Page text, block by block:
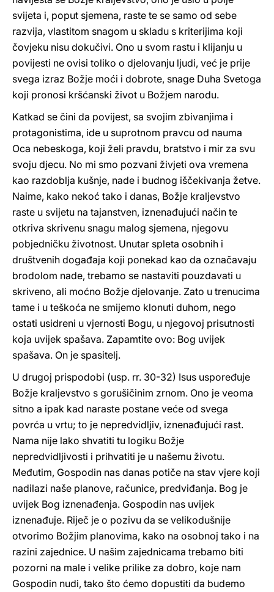
svijeta i, poput sjemena, raste te se samo od sebe
razvija, vlastitom snagom u skladu s kriterijima koji
čovjeku nisu dokučivi. Ono u svom rastu i klijanju u
povijesti ne ovisi toliko o djelovanju ljudi, već je prije
svega izraz Božje moći i dobrote, snage Duha Svetoga
koji pronosi kršćanski život u Božjem narodu.
Katkad se čini da povijest, sa svojim zbivanjima i
protagonistima, ide u suprotnom pravcu od nauma
Oca nebeskoga, koji želi pravdu, bratstvo i mir za svu
svoju djecu. No mi smo pozvani živjeti ova vremena
kao razdoblja kušnje, nade i budnog iščekivanja žetve.
Naime, kako nekoć tako i danas, Božje kraljevstvo
raste u svijetu na tajanstven, iznenađujući način te
otkriva skrivenu snagu malog sjemena, njegovu
pobjedničku životnost. Unutar spleta osobnih i
društvenih događaja koji ponekad kao da označavaju
brodolom nade, trebamo se nastaviti pouzdavati u
skriveno, ali moćno Božje djelovanje. Zato u trenucima
tame i u teškoća ne smijemo klonuti duhom, nego
ostati usidreni u vjernosti Bogu, u njegovoj prisutnosti
koja uvijek spašava. Zapamtite ovo: Bog uvijek
spašava. On je spasitelj.
U drugoj prispodobi (usp. rr. 30-32) Isus uspoređuje
Božje kraljevstvo s gorušičinim zrnom. Ono je veoma
sitno a ipak kad naraste postane veće od svega
povrća u vrtu; to je nepredvidljiv, iznenađujući rast.
Nama nije lako shvatiti tu logiku Božje
nepredvidljivosti i prihvatiti je u našemu životu.
Međutim, Gospodin nas danas potiče na stav vjere koji
nadilazi naše planove, računice, predviđanja. Bog je
uvijek Bog iznenađenja. Gospodin nas uvijek
iznenađuje. Riječ je o pozivu da se velikodušnije
otvorimo Božjim planovima, kako na osobnoj tako i na
razini zajednice. U našim zajednicama trebamo biti
pozorni na male i velike prilike za dobro, koje nam
Gospodin nudi, tako što ćemo dopustiti da budemo